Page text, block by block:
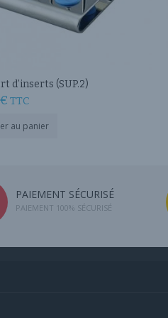
d’inserts (SUP.2)
€ TTC
au panier
PAIEMENT SÉCURISÉ
PAIEMENT 100% SÉCURISÉ